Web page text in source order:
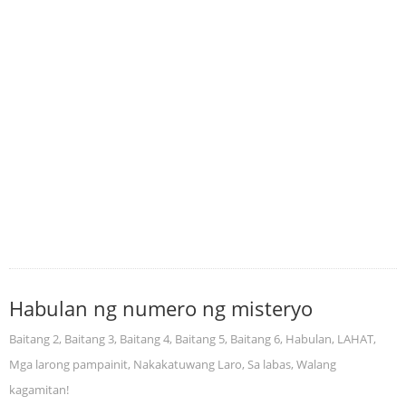
Habulan ng numero ng misteryo
Baitang 2, Baitang 3, Baitang 4, Baitang 5, Baitang 6, Habulan, LAHAT,
Mga larong pampainit, Nakakatuwang Laro, Sa labas, Walang
kagamitan!